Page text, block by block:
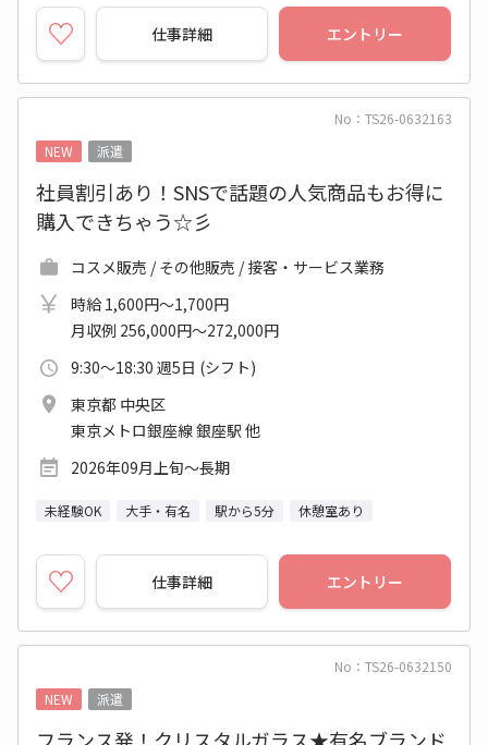
仕事詳細 エントリー
No：TS26-0632163
NEW
派遣
社員割引あり！SNSで話題の人気商品もお得に
購入できちゃう☆彡
コスメ販売 / その他販売 / 接客・サービス業務
時給 1,600円～1,700円
月収例 256,000円～272,000円
9:30～18:30 週5日 (シフト)
東京都 中央区
東京メトロ銀座線 銀座駅 他
2026年09月上旬～長期
未経験OK 大手・有名 駅から5分 休憩室あり
仕事詳細 エントリー
No：TS26-0632150
NEW
派遣